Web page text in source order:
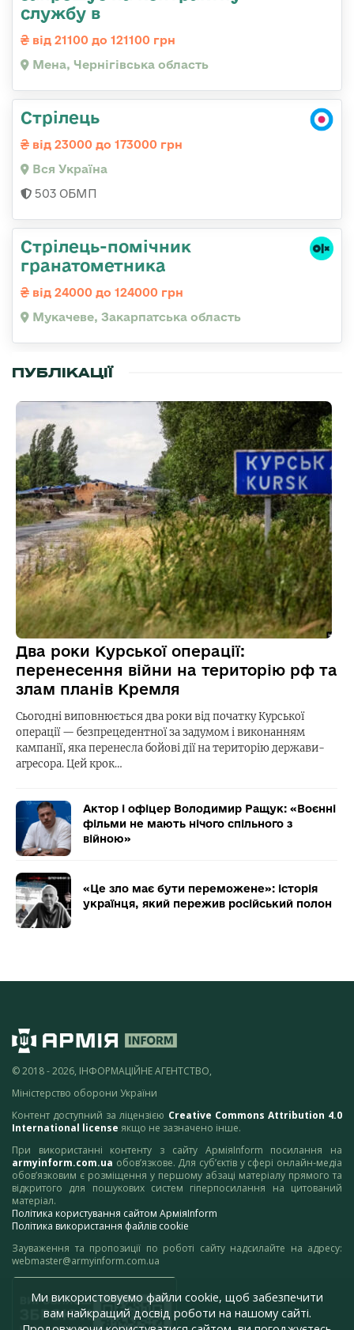
службу в
від 21100 до 121100 грн
Мена, Чернігівська область
Стрілець
від 23000 до 173000 грн
Вся Україна
503 ОБМП
Стрілець-помічник
гранатометника
від 24000 до 124000 грн
Мукачеве, Закарпатська область
ПУБЛІКАЦІЇ
Два роки Курської операції:
перенесення війни на територію рф та
злам планів Кремля
Сьогодні виповнюється два роки від початку Курської
операції — безпрецедентної за задумом і виконанням
кампанії, яка перенесла бойові дії на територію держави-
агресора. Цей крок…
Актор і офіцер Володимир Ращук: «Воєнні
фільми не мають нічого спільного з
війною»
«Це зло має бути переможене»: історія
українця, який пережив російський полон
© 2018 - 2026, ІНФОРМАЦІЙНЕ АГЕНТСТВО,
Міністерство оборони України
Контент доступний за ліцензією Creative Commons Attribution 4.0
International license якщо не зазначено інше.
При використанні контенту з сайту АрміяInform посилання на
armyinform.com.ua обов’язкове. Для суб’єктів у сфері онлайн-медіа
обов’язковим є розміщення у першому абзаці матеріалу прямого та
відкритого для пошукових систем гіперпосилання на цитований
матеріал.
Політика користування сайтом АрміяInform
Політика використання файлів cookie
Зауваження та пропозиції по роботі сайту надсилайте на адресу:
webmaster@armyinform.com.ua
Ми використовуємо файли cookie, щоб забезпечити
вам найкращий досвід роботи на нашому сайті.